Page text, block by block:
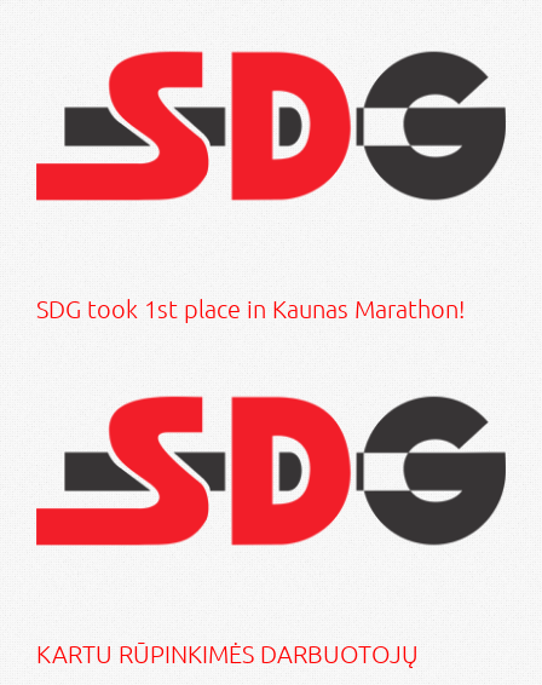
SDG took 1st place in Kaunas Marathon!
KARTU RŪPINKIMĖS DARBUOTOJŲ